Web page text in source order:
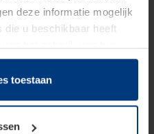
deze informatie mogelijk
die u beschikbaar heeft
cookies op uw computer
is. Voor alle andere
vereist. Uw
toestaan